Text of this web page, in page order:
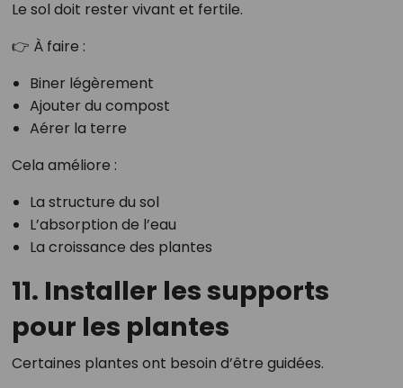
Le sol doit rester vivant et fertile.
👉 À faire :
Biner légèrement
Ajouter du compost
Aérer la terre
Cela améliore :
La structure du sol
L’absorption de l’eau
La croissance des plantes
11. Installer les supports
pour les plantes
Certaines plantes ont besoin d’être guidées.